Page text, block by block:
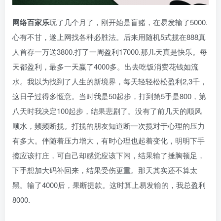
网络百家乐玩了几个月了，刚开始是盲赌，在易发输了5000.
心有不甘，遂上网找各种必胜法。后来用随机5式揽在888真
人首存一万送3800.打了一周盈利17000.那几天真是快乐。每
天都盈利，最多一天赢了4000多。出去吃饭消费花钱如流
水。我以为找到了人生的新境界，每天轻轻松松盈利2,3千，
这日子过得多惬意。当时我是50起步，打到第5手是800，第
八天时我决定100起步，结果悲剧了。没有了前几天的顺风
顺水，频频断揽。打揽的朋友知道断一次揽对于心理的压力
有多大。伴随着压力增大，有时心理也起着变化，明明下手
揽应该打庄，可自己却感觉应该下闲，结果输了捶胸顿足，
下手想加大码补回来，结果受伤更重。那天其实还不算太
黑。输了4000后，果断提款。这时算上易发输的，我总盈利
8000.